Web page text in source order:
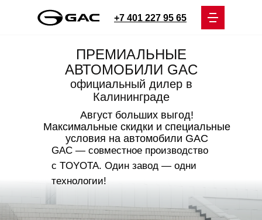
+7 401 227 95 65
ПРЕМИАЛЬНЫЕ
АВТОМОБИЛИ GAC
официальный дилер в
Калининграде
Август больших выгод!
Максимальные скидки и специальные
условия на автомобили GAC
GAC — совместное производство
с TOYOTA. Один завод — одни
технологии!